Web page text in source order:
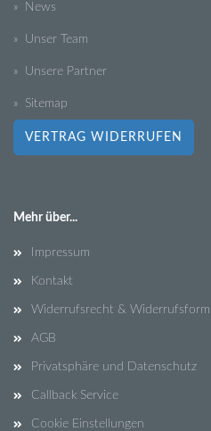
» News
» Unser Team
» Unsere Partner
» Sitemap
VERTRAG WIDERRUFEN
Mehr über...
Impressum
Kontakt
Widerrufsrecht &
AGB
Privatsphäre und Datenschutz
Callback Service
Cookie Einstellungen